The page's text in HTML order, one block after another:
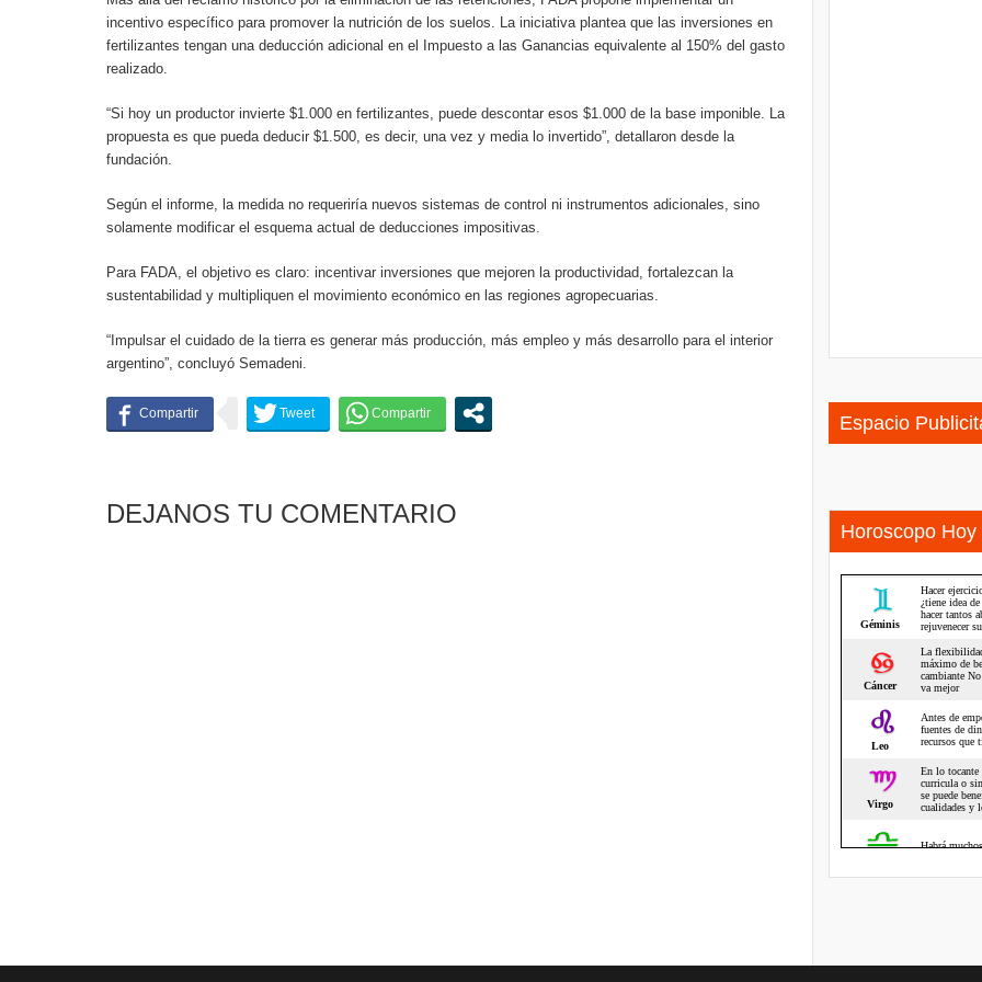
incentivo específico para promover la nutrición de los suelos. La iniciativa plantea que las inversiones en
fertilizantes tengan una deducción adicional en el Impuesto a las Ganancias equivalente al 150% del gasto
realizado.
“Si hoy un productor invierte $1.000 en fertilizantes, puede descontar esos $1.000 de la base imponible. La
propuesta es que pueda deducir $1.500, es decir, una vez y media lo invertido”, detallaron desde la
fundación.
Según el informe, la medida no requeriría nuevos sistemas de control ni instrumentos adicionales, sino
solamente modificar el esquema actual de deducciones impositivas.
Para FADA, el objetivo es claro: incentivar inversiones que mejoren la productividad, fortalezcan la
sustentabilidad y multipliquen el movimiento económico en las regiones agropecuarias.
“Impulsar el cuidado de la tierra es generar más producción, más empleo y más desarrollo para el interior
argentino”, concluyó Semadeni.
DEJANOS TU COMENTARIO
Espacio
Horoscopo Hoy